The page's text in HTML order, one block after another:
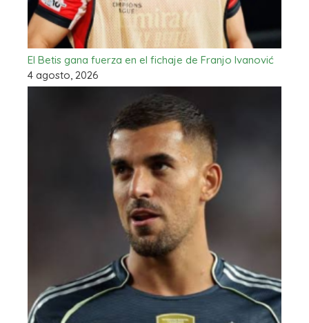
El Betis gana fuerza en el fichaje de Franjo Ivanović
4 agosto, 2026